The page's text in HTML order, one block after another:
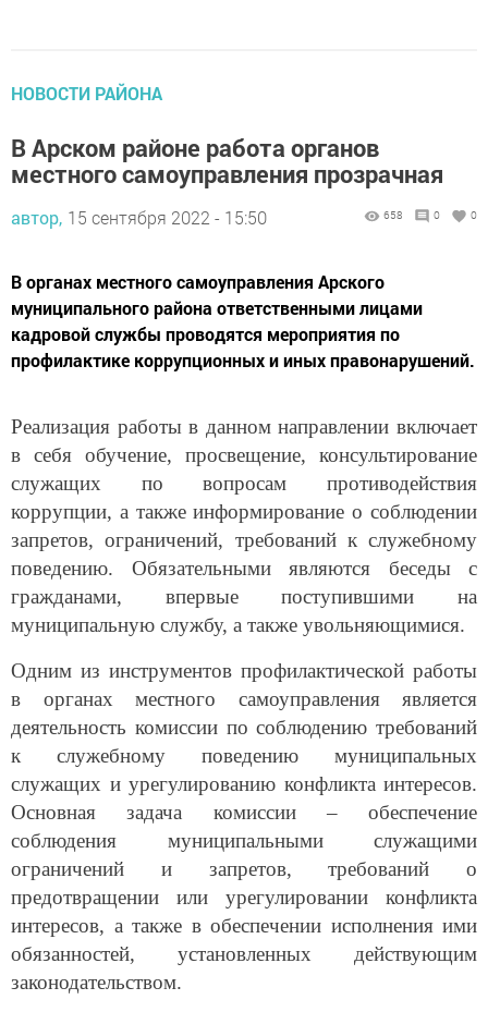
НОВОСТИ РАЙОНА
В Арском районе работа органов
местного самоуправления прозрачная
автор, 15 сентября 2022 - 15:50
В органах местного самоуправления Арского
муниципального района ответственными лицами
кадровой службы проводятся мероприятия по
профилактике коррупционных и иных правонарушений.
Реализация работы в данном направлении включает
в себя обучение, просвещение, консультирование
служащих по вопросам противодействия
коррупции, а также информирование о соблюдении
запретов, ограничений, требований к служебному
поведению. Обязательными являются беседы с
гражданами, впервые поступившими на
муниципальную службу, а также увольняющимися.
Одним из инструментов профилактической работы
в органах местного самоуправления является
деятельность комиссии по соблюдению требований
к служебному поведению муниципальных
служащих и урегулированию конфликта интересов.
Основная задача комиссии – обеспечение
соблюдения муниципальными служащими
ограничений и запретов, требований о
предотвращении или урегулировании конфликта
интересов, а также в обеспечении исполнения ими
обязанностей, установленных действующим
законодательством.